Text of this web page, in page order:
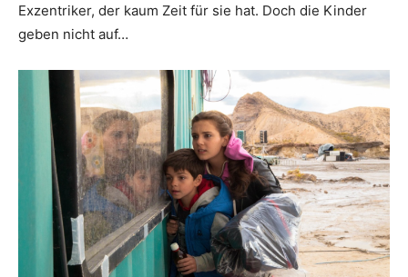
Exzentriker, der kaum Zeit für sie hat. Doch die Kinder
geben nicht auf…